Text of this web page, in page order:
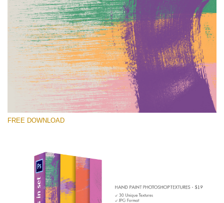
Выберите Вариант
Free Photoshop Texture #3 Small 800*533px
Hand Painted
FREE DOWNLOAD